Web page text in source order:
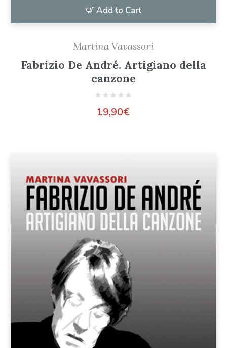
Add to Cart
Martina Vavassori
Fabrizio De André. Artigiano della
canzone
19,90€